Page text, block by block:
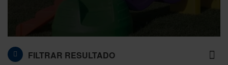
FILTRAR RESULTADO